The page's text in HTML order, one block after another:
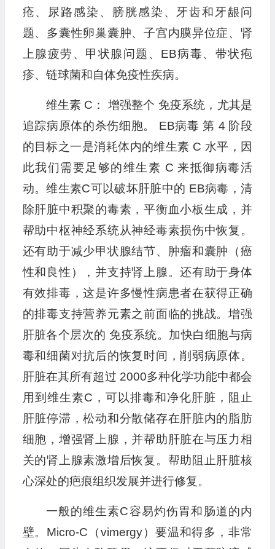
疮、尿路感染、膀胱感染、牙齿和牙龈问
题、多囊性卵巢囊肿、子宫内膜异位症、肾
上腺疲劳、甲状腺问题、EB病毒、带状疱
疹、链球菌和自体免疫性疾病。
维生素 C： 增强整个 免疫系统，尤其是
追踪病原体的杀伤细胞。 EB病毒 第 4 阶段
的目标之一是消耗体内的维生素 C 水平，因
此我们需要足够的维生素 C 来抵御病毒活
动。维生素C可以破坏肝脏中的 EB病毒，清
除肝脏中积聚的毒素，平衡血小板生成，并
帮助中枢神经系统从神经毒素损伤中恢复。
还有助于减少甲状腺结节、肿瘤和囊肿（癌
性和良性），并支持肾上腺。还有助于身体
有效排毒，这是许多慢性病患者在获得正确
的排毒支持营养元素之前面临的挑战。增强
肝脏各个层次的 免疫系统。加快白细胞与病
毒和细菌对抗后的恢复时间，削弱病原体。
肝脏在其所有超过 2000多种化学功能中都会
用到维生素C，可以排毒和净化肝脏，阻止
肝脏停滞，松动和分散储存在肝脏内的脂肪
细胞，增强肾上腺，并帮助肝脏在与压力相
关的肾上腺素激增后恢复。帮助阻止肝脏核
心深处的疤痕组织发展并进行修复。
一般的维生素C容易灼伤胃和肠道的内
壁。Micro-C（vimergy）要温和得多，非常